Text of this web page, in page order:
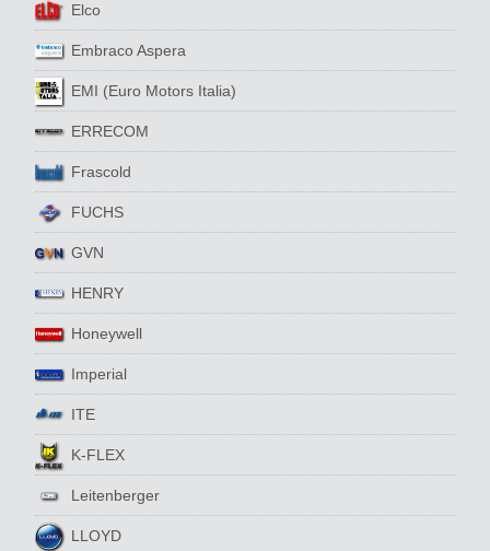
Elco
Embraco Aspera
EMI (Euro Motors Italia)
ERRECOM
Frascold
FUCHS
GVN
HENRY
Honeywell
Imperial
ITE
K-FLEX
Leitenberger
LLOYD